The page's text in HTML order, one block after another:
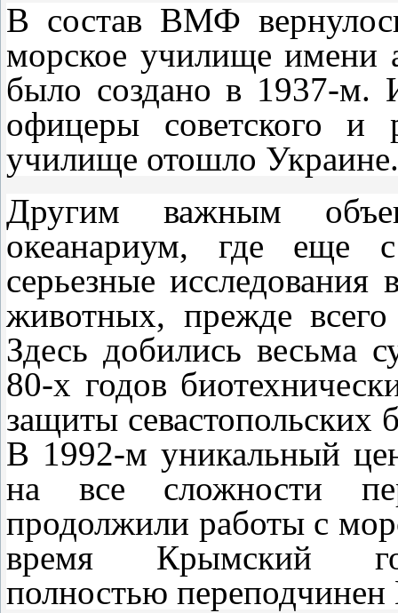
В состав ВМФ
морское училище
было создано в 1937-м.
офицеры советского
училище отошло Украине.
Другим важным
океанариум, где еще с
серьезные
животных, прежде
Здесь добились весьма
80-х годов
защиты севастопольских
В 1992-м уникальный
на все сложности
продолжили работы с
время Крымский
полностью